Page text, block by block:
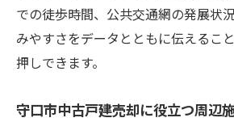
での徒歩時間、公共交通網の発展状
みやすさをデータとともに伝えるこ
押しできます。
守口市中古戸建売却に役立つ周辺